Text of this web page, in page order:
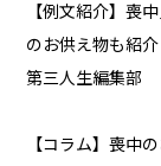
【例文紹介】喪
のお供え物も紹介
第三人生編集部
【コラム】喪中